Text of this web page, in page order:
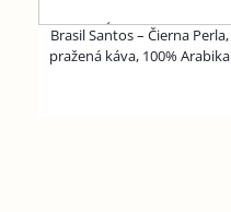
VYPREDANÉ
Brasil Santos – Čierna Perla,
pražená káva, 100% Arabika